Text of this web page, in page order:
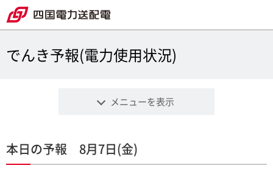
でんき予報(電力使用状況)
メニューを表示
本日の予報 8月7日(金)